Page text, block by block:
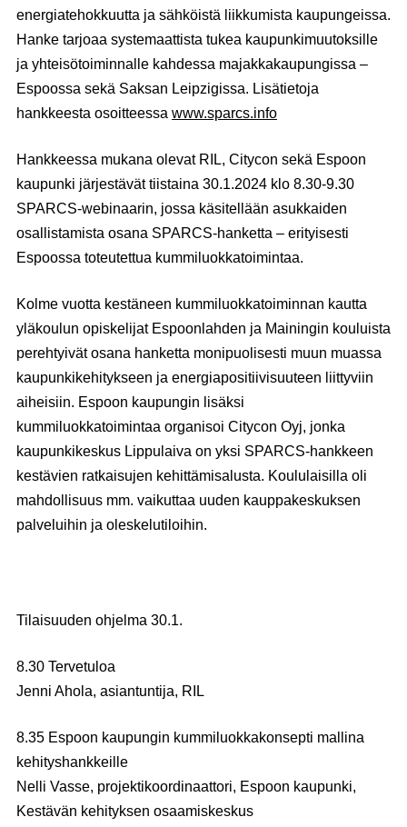
energiatehokkuutta ja sähköistä liikkumista kaupungeissa.
Hanke tarjoaa systemaattista tukea kaupunkimuutoksille
ja yhteisötoiminnalle kahdessa majakkakaupungissa –
Espoossa sekä Saksan Leipzigissa. Lisätietoja
hankkeesta osoitteessa www.sparcs.info
Hankkeessa mukana olevat RIL, Citycon sekä Espoon
kaupunki järjestävät tiistaina 30.1.2024 klo 8.30-9.30
SPARCS-webinaarin, jossa käsitellään asukkaiden
osallistamista osana SPARCS-hanketta – erityisesti
Espoossa toteutettua kummiluokkatoimintaa.
Kolme vuotta kestäneen kummiluokkatoiminnan kautta
yläkoulun opiskelijat Espoonlahden ja Mainingin kouluista
perehtyivät osana hanketta monipuolisesti muun muassa
kaupunkikehitykseen ja energiapositiivisuuteen liittyviin
aiheisiin. Espoon kaupungin lisäksi
kummiluokkatoimintaa organisoi Citycon Oyj, jonka
kaupunkikeskus Lippulaiva on yksi SPARCS-hankkeen
kestävien ratkaisujen kehittämisalusta. Koululaisilla oli
mahdollisuus mm. vaikuttaa uuden kauppakeskuksen
palveluihin ja oleskelutiloihin.
Tilaisuuden ohjelma 30.1.
8.30 Tervetuloa
Jenni Ahola, asiantuntija, RIL
8.35 Espoon kaupungin kummiluokkakonsepti mallina
kehityshankkeille
Nelli Vasse, projektikoordinaattori, Espoon kaupunki,
Kestävän kehityksen osaamiskeskus